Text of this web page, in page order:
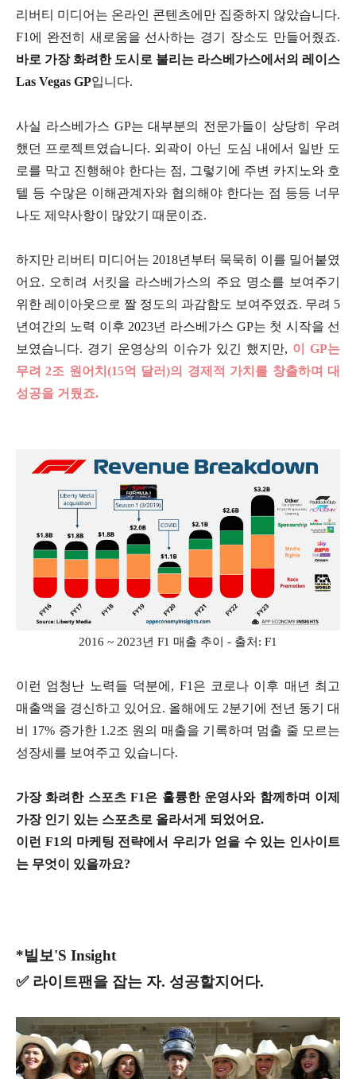
리버티 미디어는 온라인 콘텐츠에만 집중하지 않았습니다.
F1에 완전히 새로움을 선사하는 경기 장소도 만들어줬죠.
바로 가장 화려한 도시로 불리는 라스베가스에서의 레이스
Las Vegas GP입니다.
사실 라스베가스 GP는 대부분의 전문가들이 상당히 우려
했던 프로젝트였습니다. 외곽이 아닌 도심 내에서 일반 도
로를 막고 진행해야 한다는 점, 그렇기에 주변 카지노와 호
텔 등 수많은 이해관계자와 협의해야 한다는 점 등등 너무
나도 제약사항이 많았기 때문이죠.
하지만 리버티 미디어는 2018년부터 묵묵히 이를 밀어붙였
어요. 오히려 서킷을 라스베가스의 주요 명소를 보여주기
위한 레이아웃으로 짤 정도의 과감함도 보여주였죠. 무려 5
년여간의 노력 이후 2023년 라스베가스 GP는 첫 시작을 선
보였습니다. 경기 운영상의 이슈가 있긴 했지만, 이 GP는
무려 2조 원어치(15억 달러)의 경제적 가치를 창출하며 대
성공을 거뒀죠.
2016 ~ 2023년 F1 매출 추이 - 출처: F1
이런 엄청난 노력들 덕분에, F1은 코로나 이후 매년 최고
매출액을 경신하고 있어요. 올해에도 2분기에 전년 동기 대
비 17% 증가한 1.2조 원의 매출을 기록하며 멈출 줄 모르는
성장세를 보여주고 있습니다.
가장 화려한 스포츠 F1은 훌륭한 운영사와 함께하며 이제
가장 인기 있는 스포츠로 올라서게 되었어요.
이런 F1의 마케팅 전략에서 우리가 얻을 수 있는 인사이트
는 무엇이 있을까요?
*빌보'S Insight
✅ 라이트팬을 잡는 자. 성공할지어다.